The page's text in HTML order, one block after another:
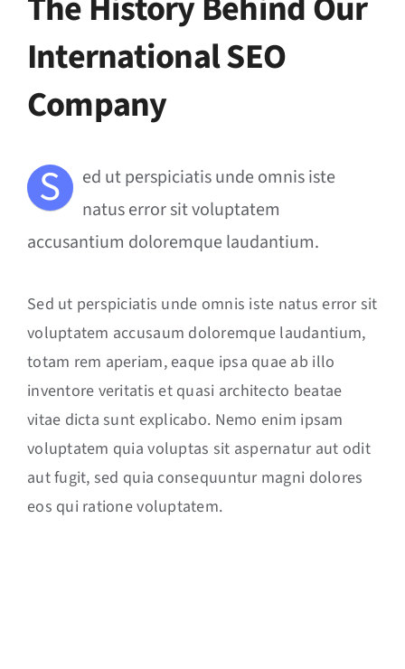
International SEO
Company
S
ed ut perspiciatis unde omnis iste
natus error sit voluptatem
accusantium doloremque laudantium.
Sed ut perspiciatis unde omnis iste natus error sit
voluptatem accusaum doloremque laudantium,
totam rem aperiam, eaque ipsa quae ab illo
inventore veritatis et quasi architecto beatae
vitae dicta sunt explicabo. Nemo enim ipsam
voluptatem quia voluptas sit aspernatur aut odit
aut fugit, sed quia consequuntur magni dolores
eos qui ratione voluptatem.